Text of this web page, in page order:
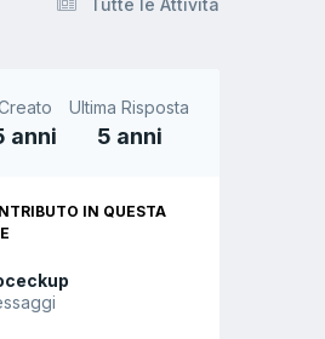
Tutte le Attività
anni
Ultima Risposta
5 anni
IN QUESTA